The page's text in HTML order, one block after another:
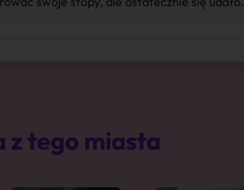
z tego miasta